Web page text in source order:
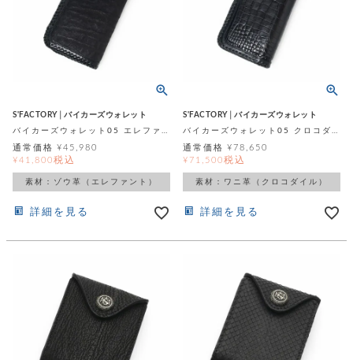
S'FACTORY│バイカーズウォレット
通常価格 ¥45,980
¥41,800税込
素材：ゾウ革（エレファント）
詳細を見る
S'FACTORY│バイカーズウォレット
通常価格 ¥78,650
¥ 71,500税込
素材：ワニ革（クロコダイル）
詳細を見る